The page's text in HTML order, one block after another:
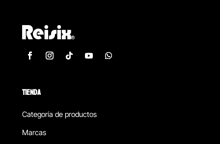
TIENDA
Categoría de productos
Marcas